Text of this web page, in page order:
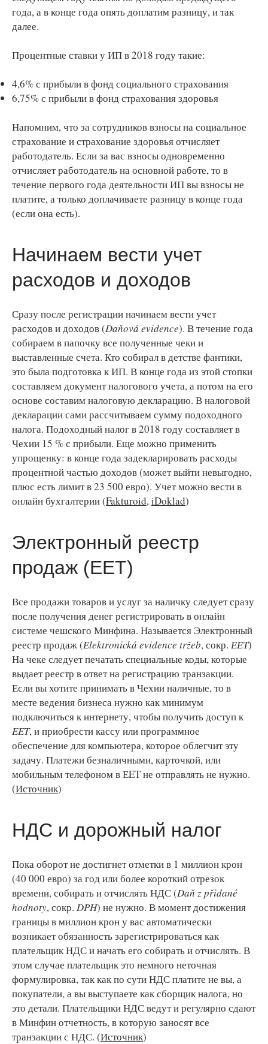
года, а в конце года опять доплатим разницу, и так
далее.
Процентные ставки у ИП в 2018 году такие:
4,6% с прибыли в фонд социального страхования
6,75% с прибыли в фонд страхования здоровья
Напомним, что за сотрудников взносы на социальное
страхование и страхование здоровья отчисляет
работодатель. Если за вас взносы одновременно
отчисляет работодатель на основной работе, то в
течение первого года деятельности ИП вы взносы не
платите, а только доплачиваете разницу в конце года
(если она есть).
Начинаем вести учет
расходов и доходов
Сразу после регистрации начинаем вести учет
расходов и доходов (Daňová evidence). В течение года
собираем в папочку все полученные чеки и
выставленные счета. Кто собирал в детстве фантики,
это была подготовка к ИП. В конце года из этой стопки
составляем документ налогового учета, а потом на его
основе составим налоговую декларацию. В налоговой
декларации сами рассчитываем сумму подоходного
налога. Подоходный налог в 2018 году составляет в
Чехии 15 % с прибыли. Еще можно применить
упрощенку: в конце года задекларировать расходы
процентной частью доходов (может выйти невыгодно,
плюс есть лимит в 23 500 евро). Учет можно вести в
онлайн бухгалтерии (Fakturoid,iDoklad)
Электронный реестр
продаж (ЕЕТ)
Все продажи товаров и услуг за наличку следует сразу
после получения денег регистрировать в онлайн
системе чешского Минфина. Называется Электронный
реестр продаж (Еlektronická evidence tržeb, сокр. ЕЕТ)
На чеке следует печатать специальные коды, которые
выдает реестр в ответ на регистрацию транзакции.
Если вы хотите принимать в Чехии наличные, то в
месте ведения бизнеса нужно как минимум
подключиться к интернету, чтобы получить доступ к
EET, и приобрести кассу или программное
обеспечение для компьютера, которое облегчит эту
задачу. Платежи безналичными, карточкой, или
мобильным телефоном в ЕET не отправлять не нужно.
(Источник)
НДС и дорожный налог
Пока оборот не достигнет отметки в 1 миллион крон
(40 000 евро) за год или более короткий отрезок
времени, собирать и отчислять НДС (Daň z přidané
hodnoty, сокр. DPH) не нужно. В момент достижения
границы в миллион крон у вас автоматически
возникает обязанность зарегистрироваться как
плательщик НДС и начать его собирать и отчислять. В
этом случае плательщик это немного неточная
формулировка, так как по сути НДС платите не вы, а
покупатели, а вы выступаете как сборщик налога, но
это детали. Плательщики НДС ведут и регулярно сдают
в Минфин отчетность, в которую заносят все
транзакции с НДС. (Источник)